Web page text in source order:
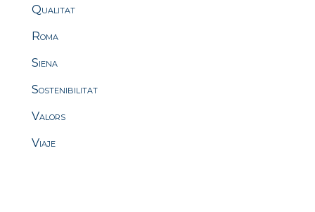
Qualitat
Roma
Siena
Sostenibilitat
Valors
Viaje